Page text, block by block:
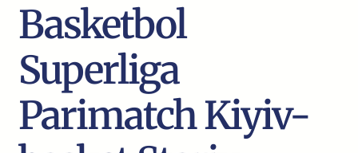
Basketbol
Superliga
Parimatch Kiyiv-